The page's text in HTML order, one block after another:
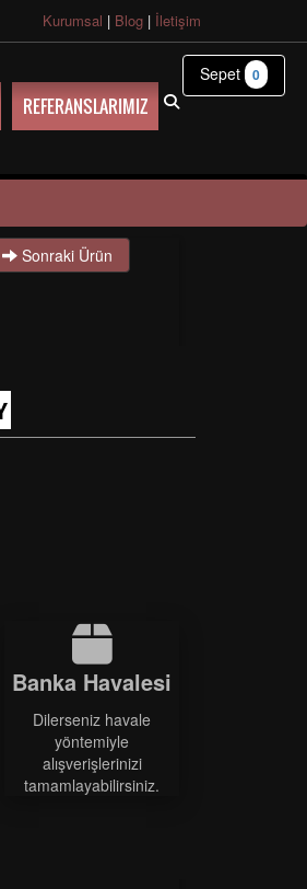
Kurumsal | Blog | İletişim
REFERANSLARIMIZ
Sonraki Ürün
Banka Havalesi
Dilerseniz havale
yöntemiyle
alışverişlerinizi
tamamlayabilirsiniz.
Sepet 0